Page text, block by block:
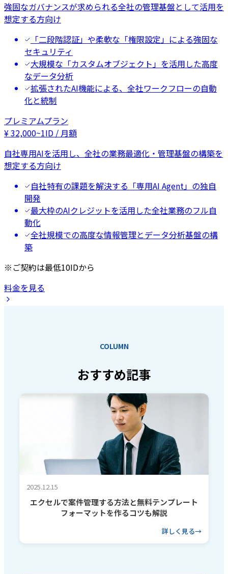
強固なガバナンスが求められる全社の管理基盤として活用を
想定する方向け
「二段階認証」や柔軟な「権限設定」による強固な
セキュリティ
大規模な「カスタムオブジェクト」を活用した高度
なデータ分析
拡張されたAI機能による、全社ワークフローの自動
化と統制
プレミアムプラン
¥32,000~1ID / 月額
自社専用AIを活用し、全社の業務最適化・管理基盤の構築を
想定する方向け
自社特有の課題を解決する「専用AI Agent」の独自
開発
最大枠のAIクレジットを活用した全社業務のフル自
動化
全社規模での高度な情報管理とデータ分析基盤の構
築
※ご契約は最低10IDから
料金を見る
COLUMN
おすすめ記事
2025.12.15
エクセルで案件管理する方法と無料テンプレート
フォーマットを作るコツも解説
詳しく見る